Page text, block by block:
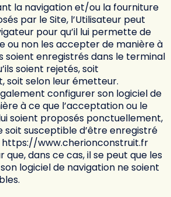
la navigation et/ou la fourniture
par le Site, l’Utilisateur peut
pour qu’il lui permette de
ou non les accepter de manière à
soient enregistrés dans le terminal
soient rejetés, soit
soit selon leur émetteur.
configurer son logiciel de
à ce que l’acceptation ou le
soient proposés ponctuellement,
soit susceptible d’être enregistré
https://www.cherionconstruit.fr
que, dans ce cas, il se peut que les
logiciel de navigation ne soient